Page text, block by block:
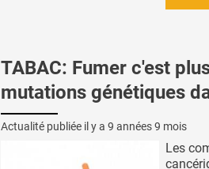
TABAC: Fumer c'est
mutations génétiques
Actualité publiée il y a 9 années 9 mois
Les